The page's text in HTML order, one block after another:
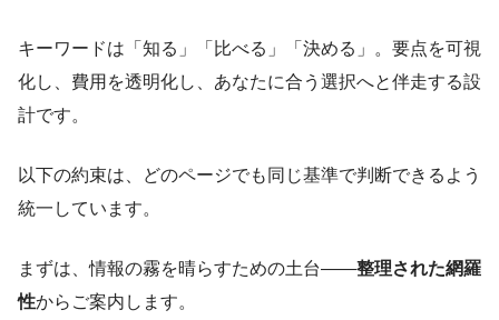
キーワードは「知る」「比べる」「決める」。要点を可視
化し、費用を透明化し、あなたに合う選択へと伴走する設
計です。
以下の約束は、どのページでも同じ基準で判断できるよう
統一しています。
まずは、情報の霧を晴らすための土台――整理された網羅
性からご案内します。